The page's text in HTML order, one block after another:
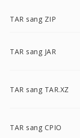
TAR sang ZIP
TAR sang JAR
TAR sang TAR.XZ
TAR sang CPIO